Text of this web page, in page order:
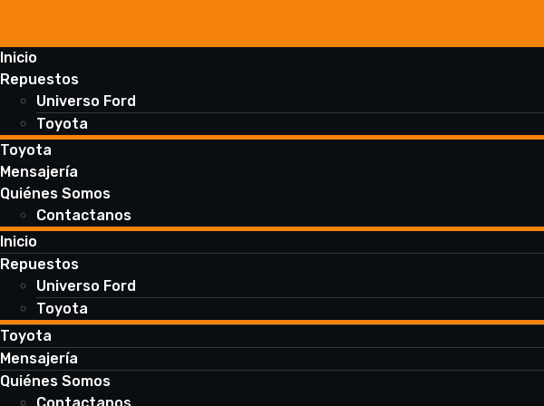
Inicio
Repuestos
Universo Ford
Toyota
Toyota
Mensajería
Quiénes Somos
Contactanos
Inicio
Repuestos
Universo Ford
Toyota
Toyota
Mensajería
Quiénes Somos